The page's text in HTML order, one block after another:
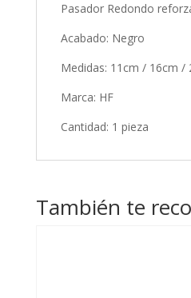
Pasador Redondo
Acabado: Negro
Medidas: 11cm / 16cm /
Marca: HF
Cantidad: 1 pieza
También te